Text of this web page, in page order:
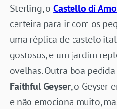
Sterling, oCastello di
certeira para ir com os
uma réplica de castelo
gostosos, e um jardim
ovelhas. Outra boa
Faithful Geyser, o Geyser
e não emociona muito,